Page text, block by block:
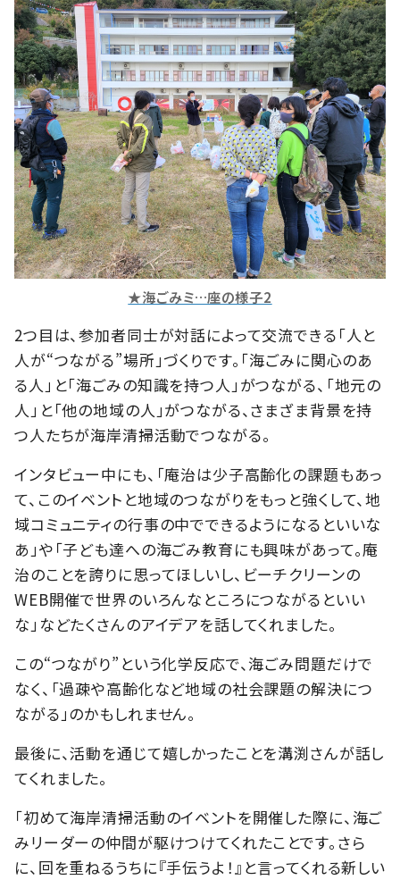
★海ごみミ…座の様子2
2つ目は、参加者同士が対話によって交流できる「人と
人が“つながる”場所」づくりです。「海ごみに関心のあ
る人」と「海ごみの知識を持つ人」がつながる、「地元の
人」と「他の地域の人」がつながる、さまざま背景を持
つ人たちが海岸清掃活動でつながる。
インタビュー中にも、「庵治は少子高齢化の課題もあっ
て、このイベントと地域のつながりをもっと強くして、地
域コミュニティの行事の中でできるようになるといいな
あ」や「子ども達への海ごみ教育にも興味があって。庵
治のことを誇りに思ってほしいし、ビーチクリーンの
WEB開催で世界のいろんなところにつながるといい
な」などたくさんのアイデアを話してくれました。
この“つながり”という化学反応で、海ごみ問題だけで
なく、「過疎や高齢化など地域の社会課題の解決につ
ながる」のかもしれません。
最後に、活動を通じて嬉しかったことを溝渕さんが話し
てくれました。
「初めて海岸清掃活動のイベントを開催した際に、海ご
みリーダーの仲間が駆けつけてくれたことです。さら
に、回を重ねるうちに『手伝うよ！』と言ってくれる新しい